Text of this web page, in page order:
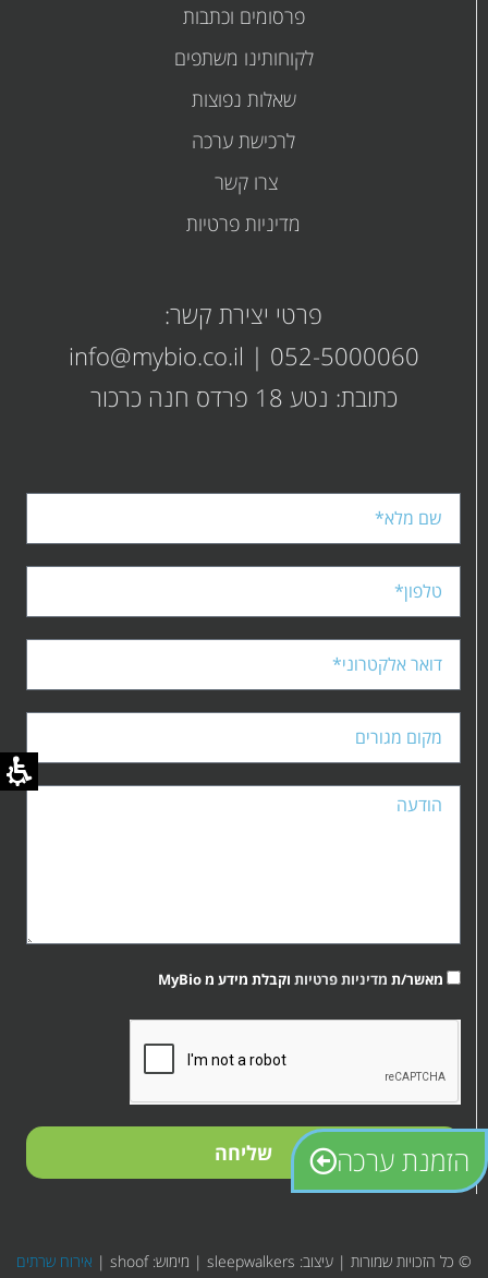
הזמנת ערכה
פרסומים וכתבות
לקוחותינו משתפים
שאלות נפוצות
לרכישת ערכה
צרו קשר
מדיניות פרטיות
פרטי יצירת קשר:
052-5000060
|
info@mybio.co.il
כתובת: נטע 18 פרדס חנה כרכור
מאשר/ת מדיניות פרטיות וקבלת מידע מ MyBio
שליחה
© כל הזכויות שמורות | עיצוב: sleepwalkers | מימוש: shoof |
אירוח שרתים